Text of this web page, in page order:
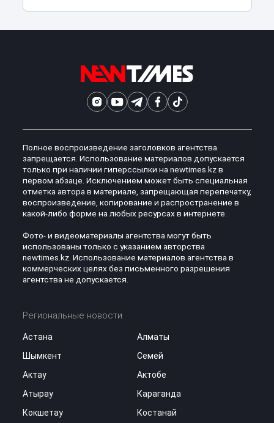
Полное воспроизведение заголовков агентства
запрещается. Использование материалов допускается
только при наличии гиперссылки на newtimes.kz в
первом абзаце. Исключением может быть специальная
отметка автора в материале, запрещающая перепечатку,
воспроизведение, копирование и распространение в
какой-либо форме на любых ресурсах в интернете.
Фото- и видеоматериалы агентства могут быть
использованы только с указанием авторства
newtimes.kz. Использование материалов агентства в
коммерческих целях без письменного разрешения
агентства не допускается.
Региональные новости
Астана
Алматы
Шымкент
Семей
Актау
Актобе
Атырау
Караганда
Кокшетау
Костанай